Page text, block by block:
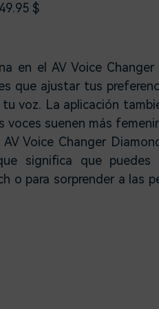
$
en el AV Voice
que ajustar tus
voz. La aplicación
voces suenen más
Voice Changer
significa que puedes
o para sorprender a las